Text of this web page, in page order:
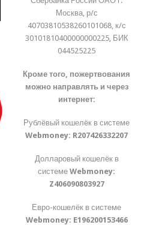
Москва, р/с
40703810538260101068, к/с
30101810400000000225, БИК
044525225
Кроме того, пожертвования
можно направлять и через
интернет:
Рублёвый кошелёк в системе
Webmoney: R207426332207
Долларовый кошелёк в
системеWebmoney:
Z406090803927
Евро-кошелёк в системе
Webmoney: E196200153466